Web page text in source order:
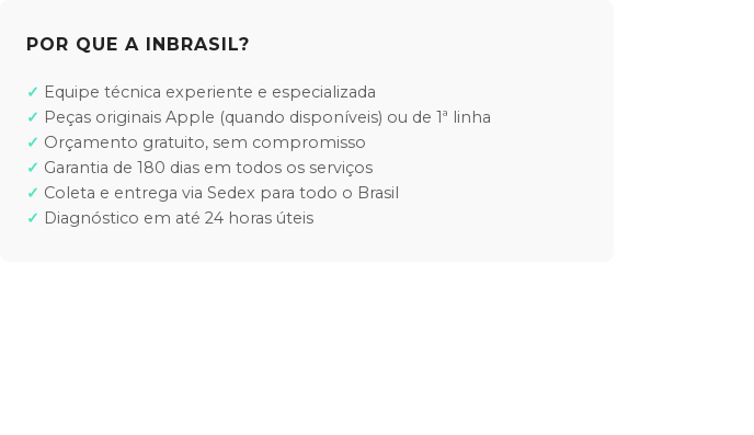
POR QUE A INBRASIL?
Equipe técnica experiente e especializada
Peças originais Apple (quando disponíveis) ou de 1ª linha
Orçamento gratuito, sem compromisso
Garantia de 180 dias em todos os serviços
Coleta e entrega via Sedex para todo o Brasil
Diagnóstico em até 24 horas úteis